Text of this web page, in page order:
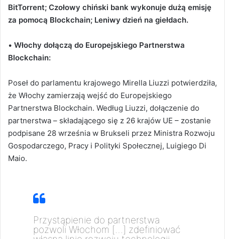
BitTorrent; Czołowy chiński bank wykonuje dużą emisję
za pomocą Blockchain; Leniwy dzień na giełdach.
• Włochy dołączą do Europejskiego Partnerstwa
Blockchain:
Poseł do parlamentu krajowego Mirella Liuzzi potwierdziła,
że Włochy zamierzają wejść do Europejskiego
Partnerstwa Blockchain. Według Liuzzi, dołączenie do
partnerstwa – składającego się z 26 krajów UE – zostanie
podpisane 28 września w Brukseli przez Ministra Rozwoju
Gospodarczego, Pracy i Polityki Społecznej, Luigiego Di
Maio.
Przystąpienie do partnerstwa
pozwoli Włochom […] zdefiniować